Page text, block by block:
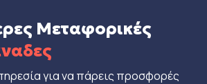
Μεταφορικές
για να πάρεις προσφορές